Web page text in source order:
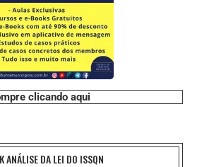
clicando aqui
ANÁLISE DA LEI DO ISSQN